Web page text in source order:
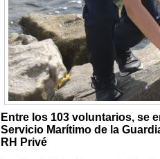
Entre los 103 voluntarios, se
Servicio Marítimo de la
RH Privé